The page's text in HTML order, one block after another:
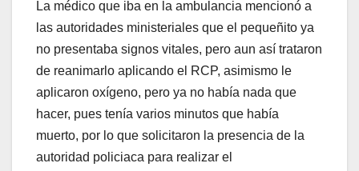
La médico que iba en la ambulancia mencionó a
las autoridades ministeriales que el pequeñito ya
no presentaba signos vitales, pero aun así trataron
de reanimarlo aplicando el RCP, asimismo le
aplicaron oxígeno, pero ya no había nada que
hacer, pues tenía varios minutos que había
muerto, por lo que solicitaron la presencia de la
autoridad policiaca para realizar el